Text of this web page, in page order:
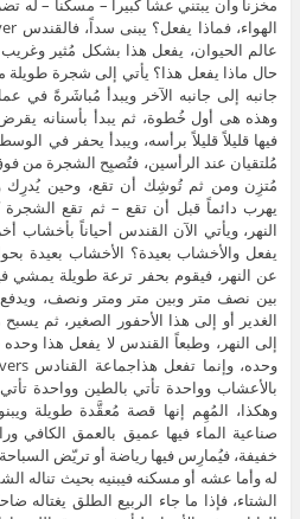
مخزناً وأن يبتني عشاً كبيراً – مسكناً – له
عالم الحيوان، يفعل هذا بشكل مُثير
حال ماذا يفعل هذا؟ يأتي إلى شجرة
جانبه إلى جانبه الآخر ويبدأ مُباشَرةً في
وهذه هى أول خُطوة، ثم يبدأ بأسنانه
فيها قليلاً قليلاً برأسه، ويبدأ يحفر في
مُلتقيان عند الرأسين، فتُصبِح الشجرة من
مُتزِن ومن ثم تُوشِك أن تقع، وحين يُدرِك
يهرب دائماً قبل أن تقع – ثم تقع الشجرة
النهر، ويأتي الآن القندس أحياناً بأخشاب
عن النهر، فيقوم بحفر ترعة طويلة يمشي
بين نصف متر وبين متر ومتر ونصف، ويدفع
الغدير أو إلى هذا الأحفور الصغير، ثم
إلى النهر، وطبعاً القندس لا يفعل هذا
بالأعشاب وواحدة تأتي بالطين وواحدة
وهكذا، المُهِم إنها قصة مُعقَّدة طويلة
صناعية الماء فيها عميق بالعمق الكافي
خفيفة، فيُمارِس فيها رياضة أو تريّض
له وأما عشه أو مسكنه فيبنيه بحيث تناله
الشتاء، فإذا ما جاء الربيع الطلق يغتاله